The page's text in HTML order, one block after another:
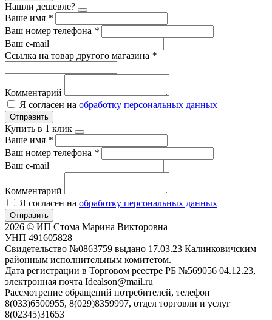
Нашли дешевле?
Ваше имя *
Ваш номер телефона *
Ваш e-mail
Ссылка на товар другого магазина *
Комментарий
Я согласен на обработку персональных данных
Отправить
Купить в 1 клик
Ваше имя *
Ваш номер телефона *
Ваш e-mail
Комментарий
Я согласен на обработку персональных данных
Отправить
2026 © ИП Стома Марина Викторовна
УНП 491605828
Свидетельство №0863759 выдано 17.03.23 Калинковичским
районным исполнительным комитетом.
Дата регистрации в Торговом реестре РБ №569056 04.12.23,
электронная почта Idealson@mail.ru
Рассмотрение обращений потребителей, телефон
8(033)6500955, 8(029)8359997, отдел торговли и услуг
8(02345)31653